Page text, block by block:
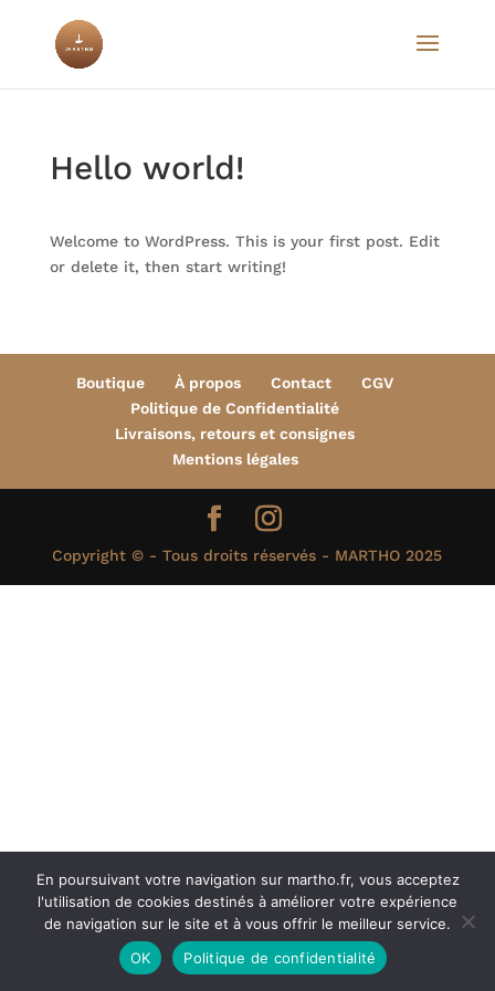
Hello world!
Welcome to WordPress. This is your first post. Edit
or delete it, then start writing!
Boutique À propos Contact
CGV
Politique de Confidentialité
Livraisons, retours et consignes
Mentions légales
Copyright © - Tous droits réservés - MARTHO 2025
En poursuivant votre navigation sur martho.fr, vous acceptez
l'utilisation de cookies destinés à améliorer votre expérience
de navigation sur le site et à vous offrir le meilleur service.
OK
Politique de confidentialité